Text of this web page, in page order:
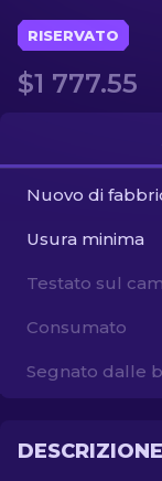
Coltelli
Guanto
Altro
RISERVATO
$1 777.55
Nuovo di
Usura minima
Testato sul
Consumato
Segnato dalle